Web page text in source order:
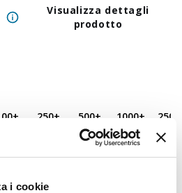
i cookie
Visualizza dettagli
prodotto
+ 250+ 500+ 1000+ 2500
2,150€ 2,150 2,150